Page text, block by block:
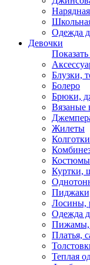
Одежда
Девочки
Показать
Блузки,
Болеро
Брюки,
Вязаные
Жилеты
Костюмы
Куртки,
Лосины,
Одежда
Пижамы,
Платья,
Теплая